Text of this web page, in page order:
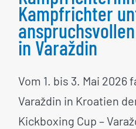
Kampfrichter
in Varaždin
Vom 1. bis 3. Mai 2026
Varaždin in Kroatien
Kickboxing Cup –